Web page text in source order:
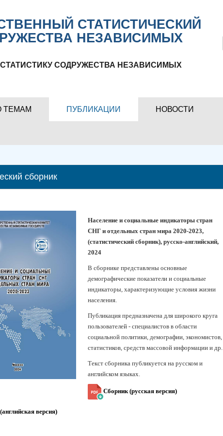
СТАТИСТИЧЕСКИЙ
НЕЗАВИСИМЫХ
СОДРУЖЕСТВА НЕЗАВИСИМЫХ
ТЕМАМ ПУБЛИКАЦИИ НОВОСТИ
сборник
Население и социальные индикаторы стран
СНГ и отдельных стран мира 2020-2023,
(статистический сборник), русско-английский,
2024
В сборнике представлены основные
демографические показатели и социальные
индикаторы, характеризующие условия жизни
населения.
Публикация предназначена для широкого круга
пользователей - специалистов в области
социальной политики, демографии, экономистов,
статистиков, средств массовой информации и др.
Текст сборника публикуется на русском и
английском языках.
Сборник (русская версия)
версия)